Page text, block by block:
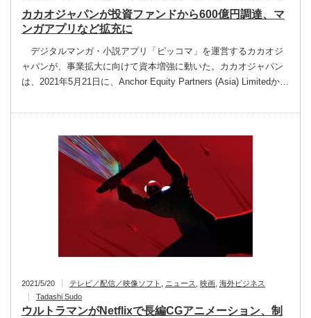
カカオジャパンが投資ファンドから600億円調達、マ
ンガアプリなど拡充に
デジタルマンガ・小説アプリ「ピッコマ」を運営するカカオジ
ャパンが、事業拡大に向けて資本増強に動いた。カカオジャパン
は、2021年5月21日に、Anchor Equity Partners (Asia) Limitedか…
2021/5/20 テレビ／配信／映像ソフト ニュース 映画 海外ビジネス
Tadashi Sudo
ウルトラマンがNetflixで長編CGアニメーション、制